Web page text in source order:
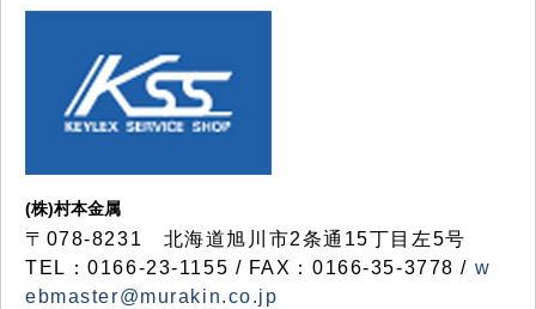
(株)村本金属
〒078-8231 北海道旭川市2条通15丁目左5号
TEL：0166-23-1155 / FAX：0166-35-3778 / w
ebmaster@murakin.co.jp